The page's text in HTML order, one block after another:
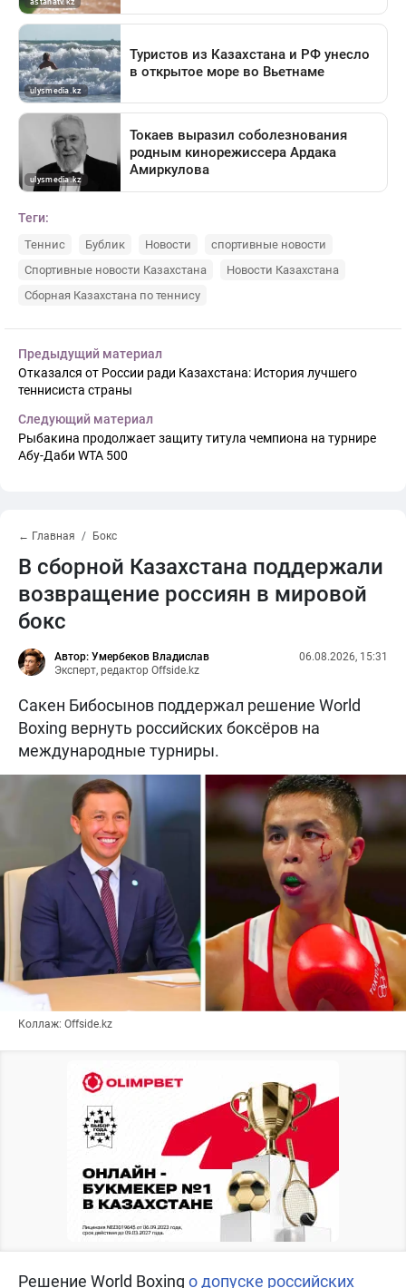
Теги:
Теннис Бублик Новости
спортивные новости
Спортивные новости Казахстана
Новости Казахстана
Сборная Казахстана по теннису
Предыдущий материал
Отказался от России ради Казахстана: История лучшего
теннисиста страны
Следующий материал
Рыбакина продолжает защиту титула чемпиона на турнире
Абу-Даби WTA 500
← Главная Бокс
В сборной Казахстана поддержали
возвращение россиян в мировой
бокс
Автор: Умербеков Владислав
Эксперт, редактор Offside.kz
06.08.2026, 15:31
Сакен Бибосынов поддержал решение World
Boxing вернуть российских боксёров на
международные турниры.
Коллаж: Offside.kz
Решение World Boxing о допуске российских